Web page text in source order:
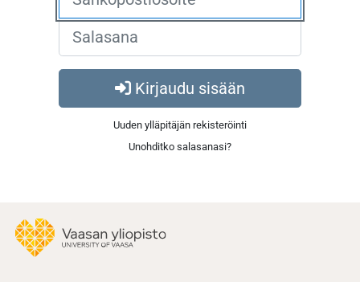
Kirjaudu sisään
Uuden ylläpitäjän rekisteröinti
Unohditko salasanasi?